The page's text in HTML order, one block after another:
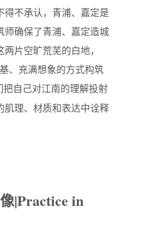
得不承认，青浦、嘉定是
师确保了青浦、嘉定造城
片空旷荒芜的白地，
、充满想象的方式构筑
把自己对江南的理解投射
肌理、材质和表达中诠释
|Practice in